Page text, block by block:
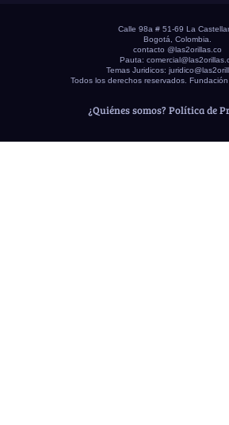
Calle 98a # 51-69 La
Bogotá, Colombia.
contacto @las2orillas.co
Pauta:
Temas Juridicos:
Todos los derechos reservados.
¿Quiénes somos? Política de